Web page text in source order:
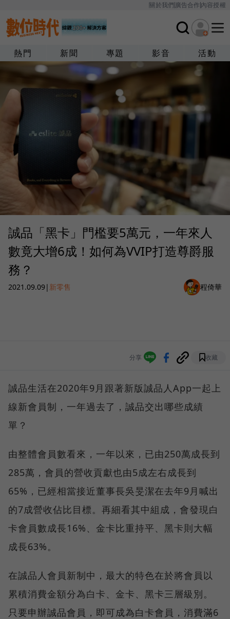
關於我們廣告合作內容授權
熱門 新聞 專題 影音 活動
誠品「黑卡」門檻要5萬元，一年來人
數竟大增6成！如何為VVIP打造尊爵服
務？
2021.09.09| 新零售 程倚華
分享 收藏
誠品生活在2020年9月跟著新版誠品人App一起上
線新會員制，一年過去了，誠品交出哪些成績
單？
由整體會員數看來，一年以來，已由250萬成長到
285萬，會員的營收貢獻也由5成左右成長到
65%，已經相當接近董事長吳旻潔在去年9月喊出
的7成營收佔比目標。再細看其中組成，會發現白
卡會員數成長16%、金卡比重持平、黑卡則大幅
成長63%。
在誠品人會員新制中，最大的特色在於將會員以
累積消費金額分為白卡、金卡、黑卡三層級別。
只要申辦誠品會員，即可成為白卡會員，消費滿6